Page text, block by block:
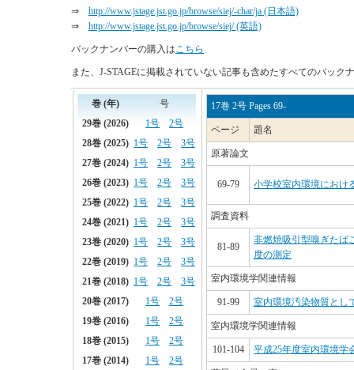
⇒ http://www.jstage.jst.go.jp/browse/siej/-char/ja (日本語)
⇒ http://www.jstage.jst.go.jp/browse/siej/ (英語)
バックナンバーの購入はこちら
また、J-STAGEに掲載されていない記事も含めたすべてのバック
17巻 2号 Pages 69-
ページ 題名
原著論文
69-79 小学校室内環境におけ
調査資料
81-89
非燃焼吸引型嗅ぎたば
度の測定
室内環境学関連情報
91-99 室内環境汚染物質とし
室内環境学関連情報
101-104 平成25年度室内環境学